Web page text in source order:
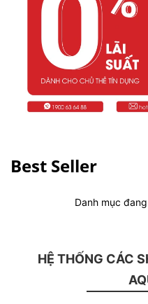
Best Seller
Danh mục
HỆ THỐNG CÁC